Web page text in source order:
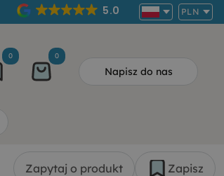
5.0 PLN
0 0
Napisz do nas
Zapytaj o produkt Zapisz